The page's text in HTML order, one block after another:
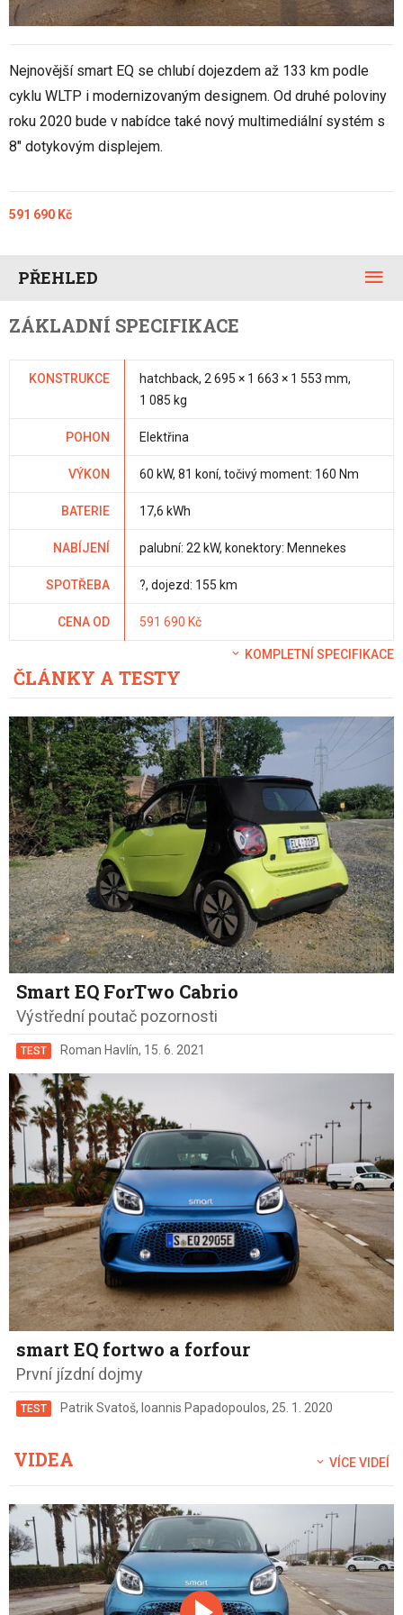
Nejnovější smart EQ se chlubí dojezdem až 133 km podle
cyklu WLTP i modernizovaným designem. Od druhé poloviny
roku 2020 bude v nabídce také nový multimediální systém s
8" dotykovým displejem.
591 690 Kč
PŘEHLED
ZÁKLADNÍ SPECIFIKACE
KONSTRUKCE
hatchback, 2 695 × 1 663 × 1 553 mm,
1 085 kg
POHON Elektřina
VÝKON 60 kW, 81 koní, točivý moment: 160 Nm
BATERIE 17,6 kWh
NABÍJENÍ palubní: 22 kW, konektory: Mennekes
SPOTŘEBA ?, dojezd: 155 km
CENA OD 591 690 Kč
KOMPLETNÍ SPECIFIKACE
ČLÁNKY A TESTY
Smart EQ ForTwo Cabrio
Výstřední poutač pozornosti
TEST Roman Havlín, 15. 6. 2021
smart EQ fortwo a forfour
První jízdní dojmy
TEST Patrik Svatoš, Ioannis Papadopoulos, 25. 1. 2020
VIDEA VÍCE VIDEÍ